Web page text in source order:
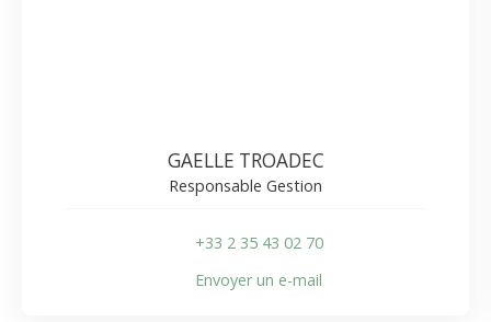
GAELLE TROADEC
Responsable Gestion
+33 2 35 43 02 70
Envoyer un e-mail